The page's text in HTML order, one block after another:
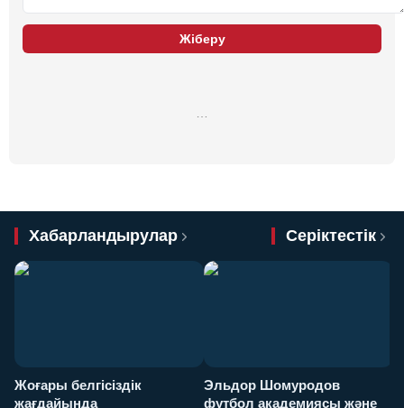
Жіберу
Хабарландырулар Серіктестік
Жоғары белгісіздік
жағдайында
Эльдор Шомуродов
футбол академиясы және